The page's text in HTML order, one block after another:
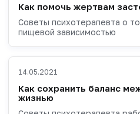
Как помочь жертвам
Советы психотерапевта о
пищевой зависимостью
14.05.2021
Как сохранить баланс
жизнью